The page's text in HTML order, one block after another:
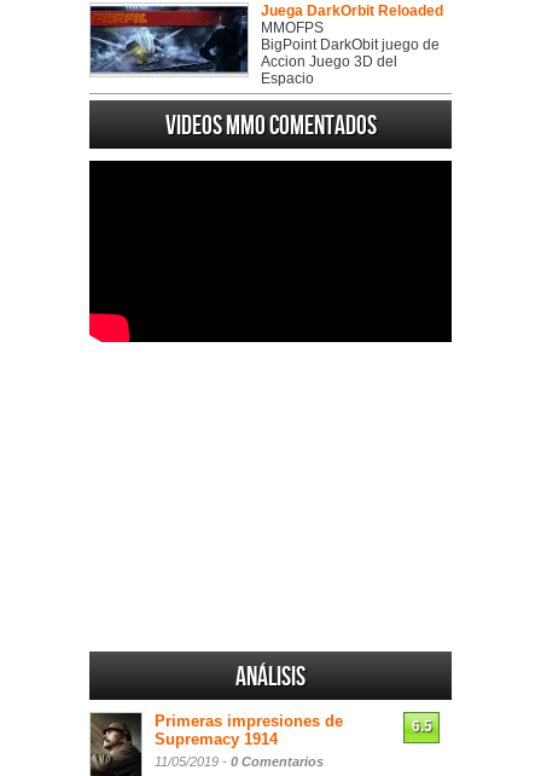
Juega DarkOrbit Reloaded
MMOFPS
BigPoint DarkObit juego de
Accion Juego 3D del
Espacio
Videos MMO Comentados
Análisis
Primeras impresiones de
Supremacy 1914
11/05/2019 - 0 Comentarios
6.5